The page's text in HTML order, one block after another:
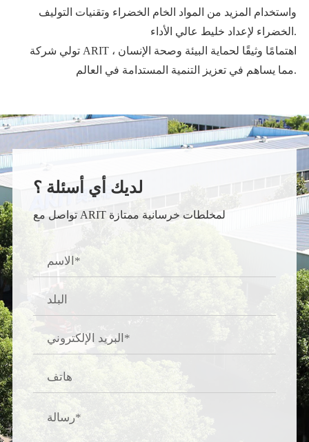
واستخدام المزيد من المواد الخام الخضراء وتقنيات التوليف
الخضراء لإعداد خليط عالي الأداء.
تولي شركة ARIT اهتمامًا وثيقًا لحماية البيئة وصحة الإنسان ،
مما يساهم في تعزيز التنمية المستدامة في العالم.
لديك أي أسئلة ؟
تواصل مع ARIT لمخلطات خرسانية ممتازة